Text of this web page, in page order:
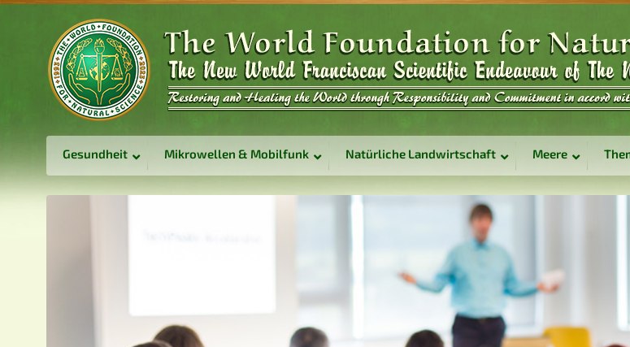
Gesundheit Mikrowellen & Mobilfunk Natürliche Landwirtschaft Meere